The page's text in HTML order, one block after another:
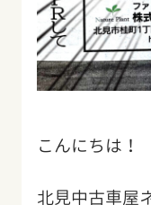
こんにちは！
北見中古車屋